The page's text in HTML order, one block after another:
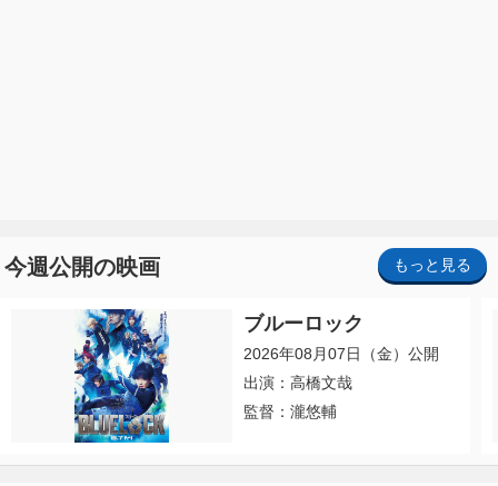
今週公開の映画 もっと見る
ブルーロック
2026年08月07日（金）公開
出演：高橋文哉
監督：瀧悠輔